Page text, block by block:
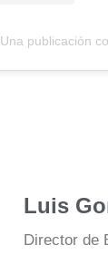
Una publicación
Luis
Director de